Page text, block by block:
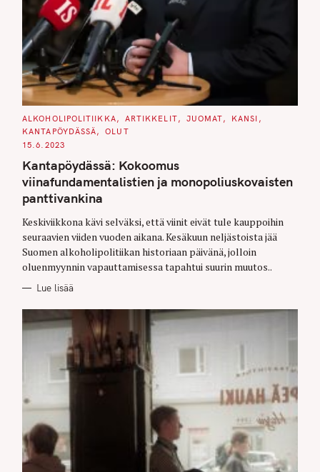
C
T
E
O
R
E
S
ALKOHOLIPOLITIIKKA ARTIKKELIT JUOMAT
KANSI
KANTAPÖYDÄSSÄ
OLUT
15.6.2023
Kantapöydässä: Kokoomus
viinafundamentalistien ja monopoliuskovaisten
panttivankina
Keskiviikkona kävi selväksi, että viinit eivät tule kauppoihin
seuraavien viiden vuoden aikana. Kesäkuun neljästoista jää
Suomen alkoholipolitiikan historiaan päivänä, jolloin
oluenmyynnin vapauttamisessa tapahtui suurin muutos..
Lue lisää